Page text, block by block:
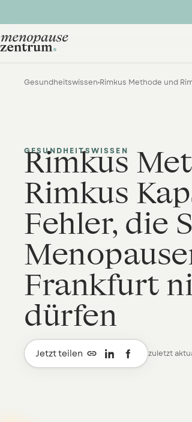
Gesundheitswissen
GESUNDHEITSWISSEN
Rimkus
Rimkus
Fehler, die
Frankfurt
dürfen
Jetzt teilen  zuletzt